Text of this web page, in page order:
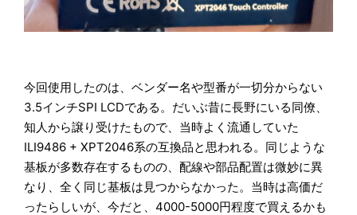
今回使用したのは、ベンダー名や型番が一切分からない
3.5インチSPI LCDである。だいぶ昔に長野にいる同僚、
知人から譲り受けたもので、当時よく流通していた
ILI9486 + XPT2046系の互換品と思われる。同じような
基板が多数存在するものの、配線や部品配置は微妙に異
なり、全く同じ基板は見つからなかった。当時は高価だ
ったらしいが、今だと、4000-5000円程度で買えるかも